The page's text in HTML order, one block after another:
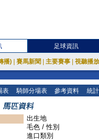
足球資訊
播) 賽馬新聞 主要賽事 視聽播
表 騎師分場表 參考資料 統
出生地
毛色 / 性別
進口類別